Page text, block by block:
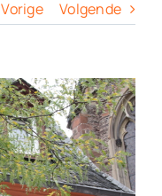
Vorige Volgende